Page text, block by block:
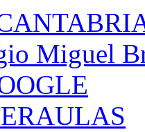
Miguel